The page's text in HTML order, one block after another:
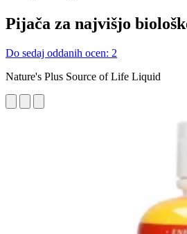
Pijača za najvišjo
Do sedaj oddanih ocen: 2
Nature's Plus Source of Life Liquid